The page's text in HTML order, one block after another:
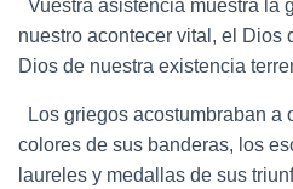
Vuestra asistencia muestra la
nuestro acontecer vital, el Dios
Dios de nuestra existencia
Los griegos acostumbraban a
colores de sus banderas, los
laureles y medallas de sus